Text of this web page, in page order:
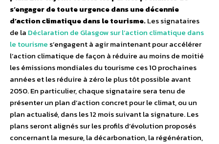
s’engager de toute urgence dans une décennie
d’action climatique dans le tourisme.Les signataires
de la Déclaration de Glasgow sur l’action climatique dans
le tourisme s’engagent à agir maintenant pour accélérer
l’action climatique de façon à réduire au moins de moitié
les émissions mondiales du tourisme ces 10 prochaines
années et les réduire à zéro le plus tôt possible avant
2050. En particulier, chaque signataire sera tenu de
présenter un plan d’action concret pour le climat, ou un
plan actualisé, dans les 12 mois suivant la signature. Les
plans seront alignés sur les profils d’évolution proposés
concernant la mesure, la décarbonation, la régénération,